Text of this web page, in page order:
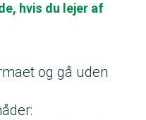
hvis du lejer af
og gå uden